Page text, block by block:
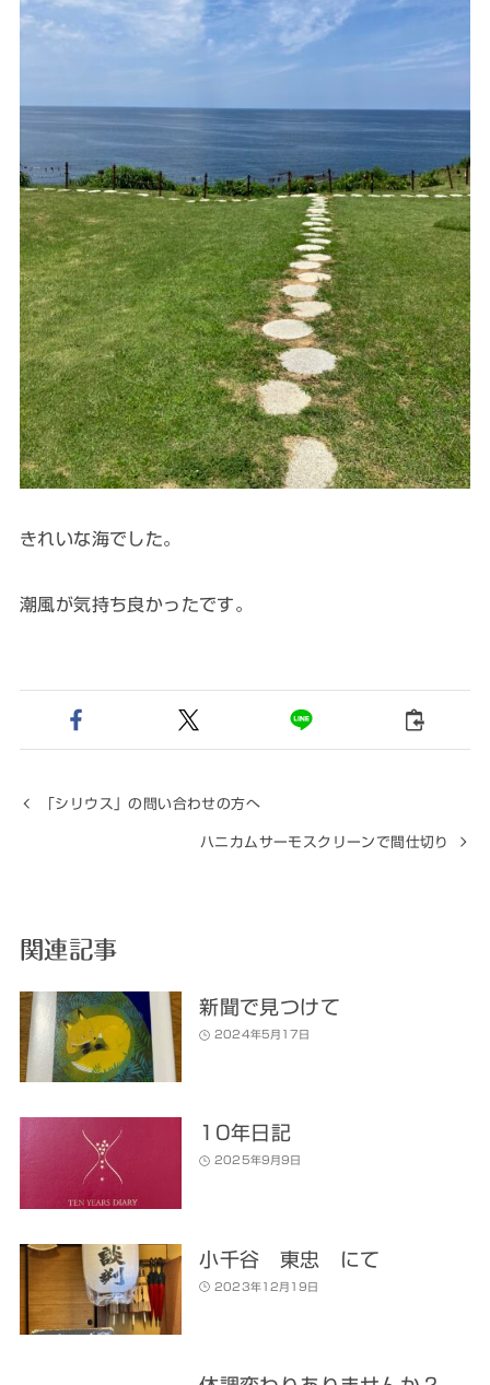
きれいな海でした。
潮風が気持ち良かったです。
「シリウス」の問い合わせの方へ
ハニカムサーモスクリーンで間仕切り
関連記事
新聞で見つけて
2024年5月17日
10年日記
2025年9月9日
小千谷 東忠 にて
2023年12月19日